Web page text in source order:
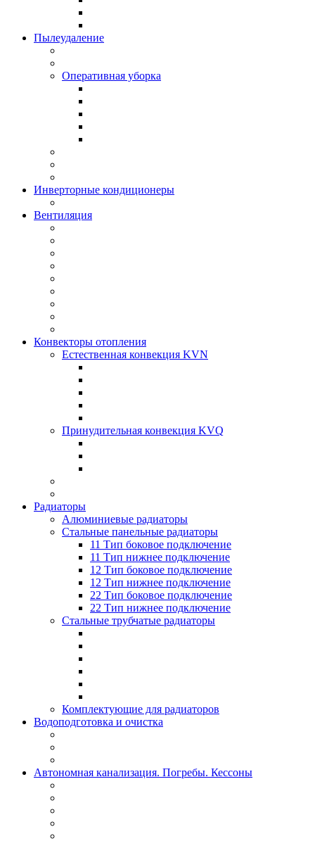
Пылеудаление
Оперативная уборка
Инверторные кондиционеры
Вентиляция
Конвекторы отопления
Естественная конвекция KVN
Принудительная конвекция KVQ
Радиаторы
Алюминиевые радиаторы
Стальные панельные радиаторы
11 Тип боковое подключение
11 Тип нижнее подключение
12 Тип боковое подключение
12 Тип нижнее подключение
22 Тип боковое подключение
22 Тип нижнее подключение
Стальные трубчатые радиаторы
Комплектующие для радиаторов
Водоподготовка и очистка
Автономная канализация. Погребы. Кессоны